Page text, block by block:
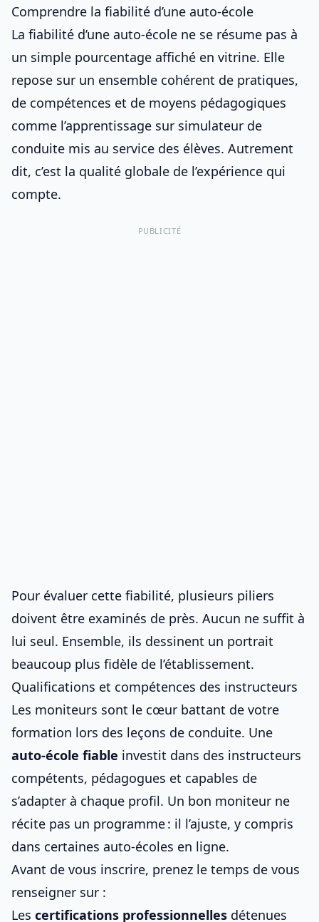
Comprendre la fiabilité d’une auto-école
La fiabilité d’une auto-école ne se résume pas à
un simple pourcentage affiché en vitrine. Elle
repose sur un ensemble cohérent de pratiques,
de compétences et de moyens pédagogiques
comme l’apprentissage sur simulateur de
conduite mis au service des élèves. Autrement
dit, c’est la qualité globale de l’expérience qui
compte.
PUBLICITÉ
Pour évaluer cette fiabilité, plusieurs piliers
doivent être examinés de près. Aucun ne suffit à
lui seul. Ensemble, ils dessinent un portrait
beaucoup plus fidèle de l’établissement.
Qualifications et compétences des instructeurs
Les moniteurs sont le cœur battant de votre
formation lors des leçons de conduite. Une
auto-école fiable investit dans des instructeurs
compétents, pédagogues et capables de
s’adapter à chaque profil. Un bon moniteur ne
récite pas un programme : il l’ajuste, y compris
dans certaines auto-écoles en ligne.
Avant de vous inscrire, prenez le temps de vous
renseigner sur :
Les certifications professionnelles détenues